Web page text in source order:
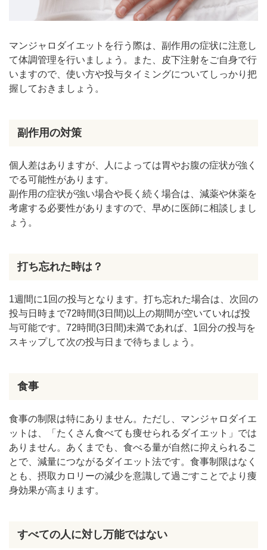
マンジャロダイエットを行う際は、副作用の症状に注意し
て体調管理を行いましょう。また、皮下注射をご自身で行
いますので、使い方や投与タイミングについてしっかり把
握しておきましょう。
副作用の対策
個人差はありますが、人によっては胃やお腹の症状が強く
でる可能性があります。
副作用の症状が強い場合や長く続く場合は、減薬や休薬を
考慮する必要性がありますので、早めに医師に相談しまし
ょう。
打ち忘れた時は？
1週間に1回の投与となります。打ち忘れた場合は、次回の
投与日時まで72時間(3日間)以上の期間が空いていれば投
与可能です。72時間(3日間)未満であれば、1回分の投与を
スキップして次の投与日まで待ちましょう。
食事
食事の制限は特にありません。ただし、マンジャロダイエ
ットは、「たくさん食べても痩せられるダイエット」では
ありません。あくまでも、食べる量が自然に抑えられるこ
とで、減量につながるダイエット法です。食事制限はなく
とも、摂取カロリーの減少を意識して過ごすことでより痩
身効果が高まります。
すべての人に対し万能ではない